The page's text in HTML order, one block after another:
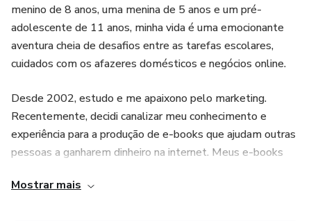
menino de 8 anos, uma menina de 5 anos e um pré-
adolescente de 11 anos, minha vida é uma emocionante
aventura cheia de desafios entre as tarefas escolares,
cuidados com os afazeres domésticos e negócios online.
Desde 2002, estudo e me apaixono pelo marketing.
Recentemente, decidi canalizar meu conhecimento e
experiência para a produção de e-books que ajudam outras
pessoas a ganharem dinheiro na internet. Meus e-books
práticas e estratégias inteligentes para alcançar o sucesso
Mostrar mais